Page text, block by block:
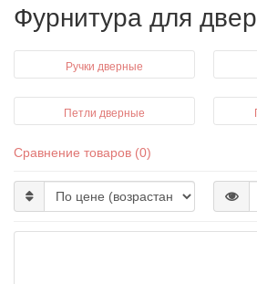
Фурнитура для
Ручки дверные
Петли дверные
Сравнение товаров (0)